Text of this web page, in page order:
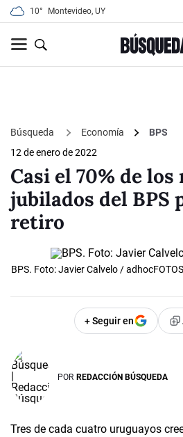
10° Montevideo, UY
Búsqueda Economía
BPS
12 de enero de 2022
Casi el 70% de los
jubilados del BPS
retiro
BPS. Foto: Javier Calvelo / adhocFOTOS
+ Seguir en
POR REDACCIÓN BÚSQUEDA
Tres de cada cuatro uruguayos